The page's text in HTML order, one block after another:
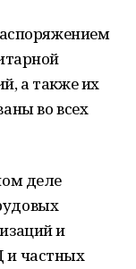
а также их
во всех
деле
и
и частных